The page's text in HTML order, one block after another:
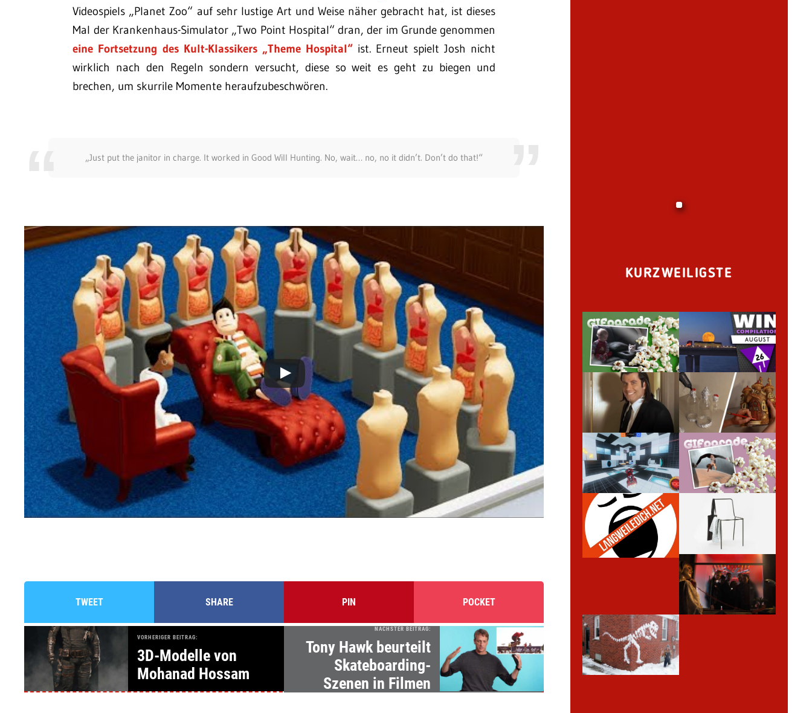
Videospiels „Planet Zoo“ auf sehr lustige Art und Weise näher gebracht hat, ist dieses
Mal der Krankenhaus-Simulator „Two Point Hospital“ dran, der im Grunde genommen
eine Fortsetzung des Kult-Klassikers „Theme Hospital“ist. Erneut spielt Josh nicht
wirklich nach den Regeln sondern versucht, diese so weit es geht zu biegen und
brechen, um skurrile Momente heraufzubeschwören.
„Just put the janitor in charge. It worked in Good Will Hunting. No, wait… no, no it didn’t. Don’t do that!“
TWEET SHARE PIN POCKET
VORHERIGER BEITRAG:
3D-Modelle von
Mohanad Hossam
NÄCHSTER BEITRAG:
Tony Hawk beurteilt
Skateboarding-
Szenen in Filmen
KURZWEILIGSTE